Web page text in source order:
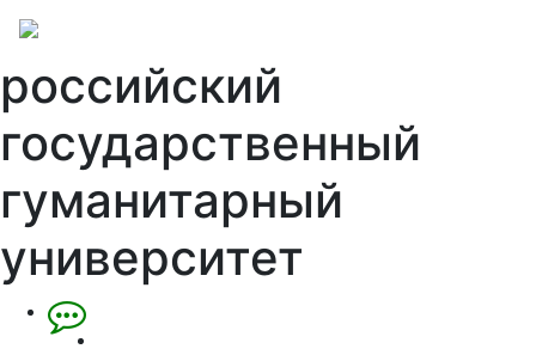
российский
государственный
гуманитарный
университет